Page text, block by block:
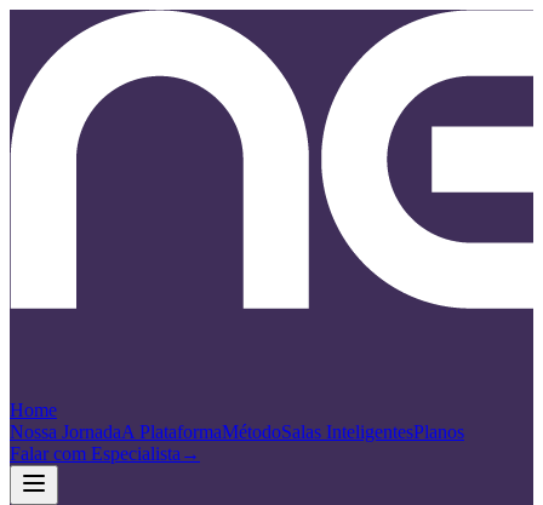
Home
Nossa JornadaA PlataformaMétodoSalas InteligentesPlanos
Falar com Especialista →